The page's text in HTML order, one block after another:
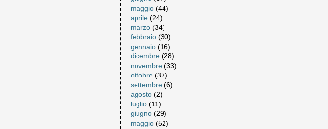
maggio (44)
aprile (24)
marzo (34)
febbraio (30)
gennaio (16)
dicembre (28)
novembre (33)
ottobre (37)
settembre (6)
agosto (2)
luglio (11)
giugno (29)
maggio (52)